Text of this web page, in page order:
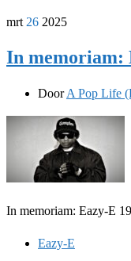
mrt 26 2025
In memoriam:
DoorA Pop Life
In memoriam: Eazy-E
Eazy-E